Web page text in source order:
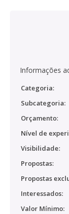
Informações
Categoria:
Subcategoria:
Orçamento:
Nível de
Visibilidade:
Propostas:
Propostas
Interessados:
Valor Mínimo: